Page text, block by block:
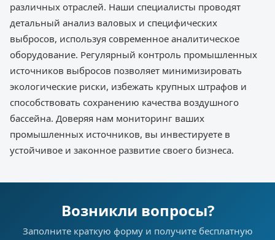
различных отраслей. Наши специалисты проводят
детальный анализ валовых и специфических
выбросов, используя современное аналитическое
оборудование. Регулярный контроль промышленных
источников выбросов позволяет минимизировать
экологические риски, избежать крупных штрафов и
способствовать сохранению качества воздушного
бассейна. Доверяя нам мониторинг ваших
промышленных источников, вы инвестируете в
устойчивое и законное развитие своего бизнеса.
Возникли вопросы?
Заполните краткую форму и получите бесплатную